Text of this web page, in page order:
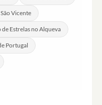
Vicente
Estrelas no Alqueva
Portugal